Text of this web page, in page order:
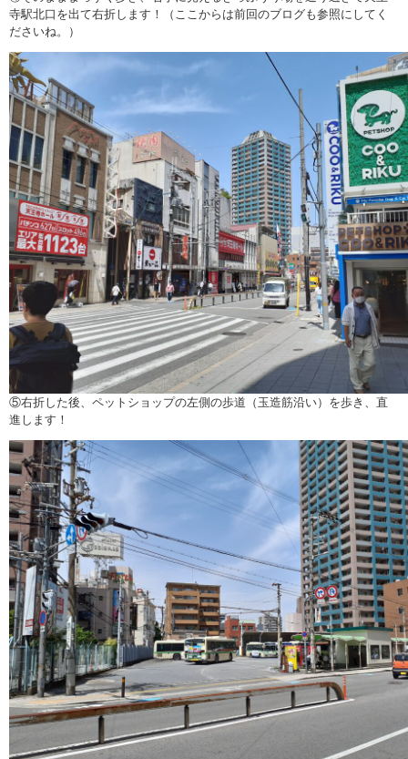
寺駅北口を出て右折します！（ここからは前回のブログも参照にしてく
ださいね。）
⑤右折した後、ペットショップの左側の歩道（玉造筋沿い）を歩き、直
進します！